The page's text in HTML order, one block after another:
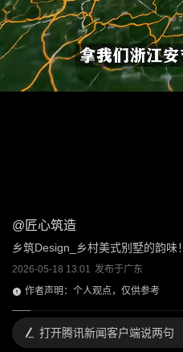
@ 匠心筑造
乡筑Design_乡村美式别墅的韵味！
2026-05-18 13:01 发布于广东
作者声明：个人观点，仅供参考
打开腾讯新闻客户端说两句